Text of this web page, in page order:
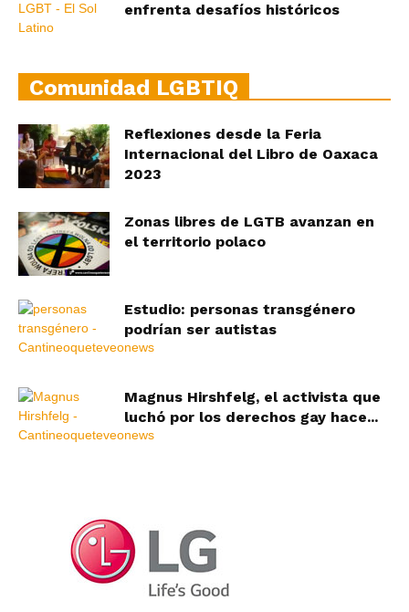
enfrenta desafíos históricos
Comunidad LGBTIQ
Reflexiones desde la Feria
Internacional del Libro de Oaxaca
2023
Zonas libres de LGTB avanzan en
el territorio polaco
Estudio: personas transgénero
podrían ser autistas
Magnus Hirshfelg, el activista que
luchó por los derechos gay hace...